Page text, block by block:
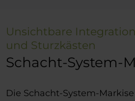
Unsichtbare
und Sturzkästen
Schacht-System-
Die Schacht-System-